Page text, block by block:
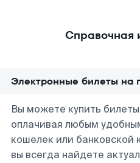
Справочная
Электронные билеты на
Вы можете купить
оплачивая любым
кошелек или банковской
вы всегда найдете